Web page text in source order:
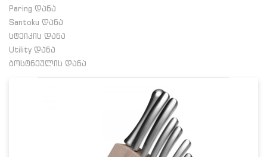
Paring დანა
Santoku დანა
სტეიკის დანა
Utility დანა
ბოსტნეულის დანა